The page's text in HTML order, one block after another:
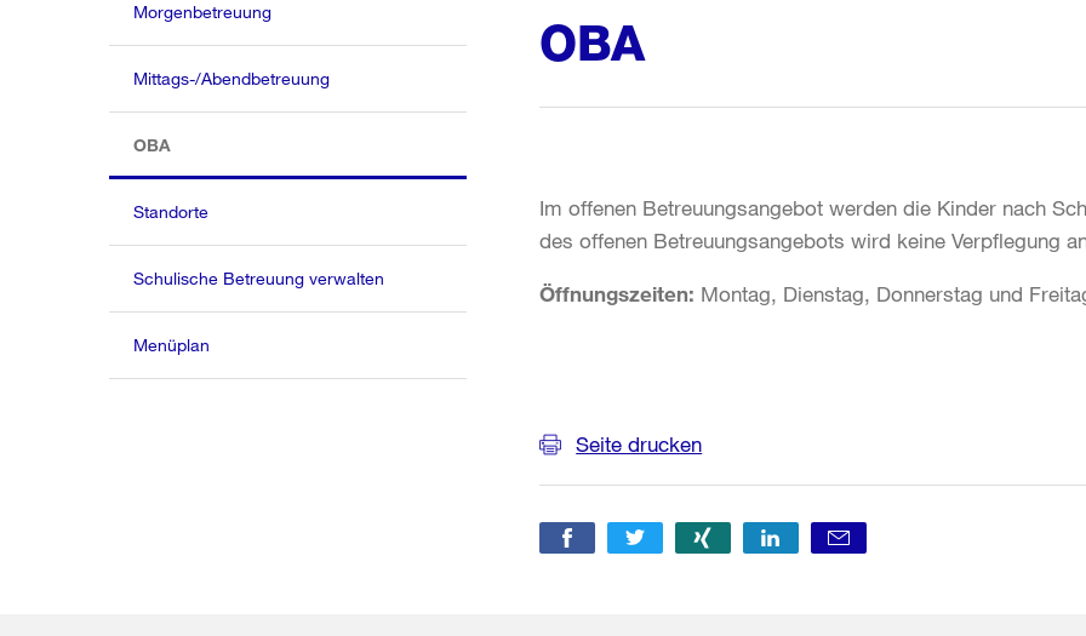
OBA
Im offenen Betreuungsangebot werden die Kinder nach
des offenen Betreuungsangebots wird keine Verpflegung
Öffnungszeiten: Montag, Dienstag, Donnerstag und
Seite drucken
Morgenbetreuung
Mittags-/Abendbetreuung
OBA
Standorte
Schulische Betreuung verwalten
Menüplan